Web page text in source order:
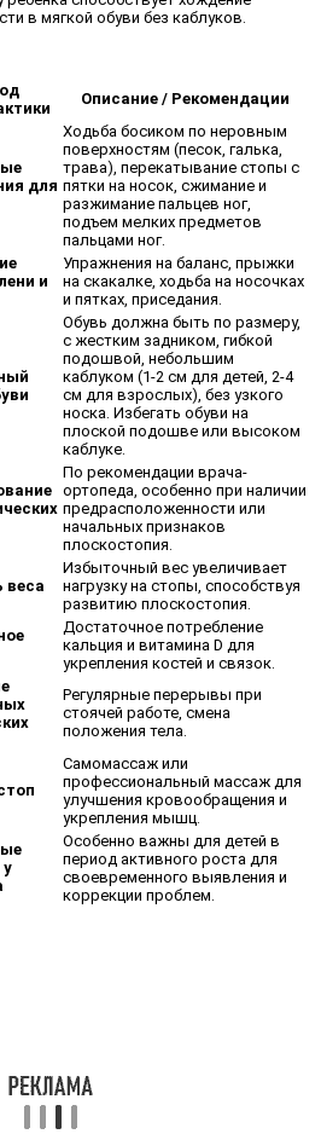
в мягкой обуви без каблуков.
Описание / Рекомендации
для
Ходьба босиком по неровным
поверхностям (песок, галька,
трава), перекатывание стопы с
пятки на носок, сжимание и
разжимание пальцев ног,
подъем мелких предметов
пальцами ног.
и
Упражнения на баланс, прыжки
на скакалке, ходьба на носочках
и пятках, приседания.
Обувь должна быть по размеру,
с жестким задником, гибкой
подошвой, небольшим
каблуком (1-2 см для детей, 2-4
см для взрослых), без узкого
носка. Избегать обуви на
плоской подошве или высоком
каблуке.
По рекомендации врача-
ортопеда, особенно при наличии
предрасположенности или
начальных признаков
плоскостопия.
веса
Избыточный вес увеличивает
нагрузку на стопы, способствуя
развитию плоскостопия.
Достаточное потребление
кальция и витамина D для
укрепления костей и связок.
Регулярные перерывы при
стоячей работе, смена
положения тела.
Самомассаж или
профессиональный массаж для
улучшения кровообращения и
укрепления мышц.
Особенно важны для детей в
период активного роста для
своевременного выявления и
коррекции проблем.